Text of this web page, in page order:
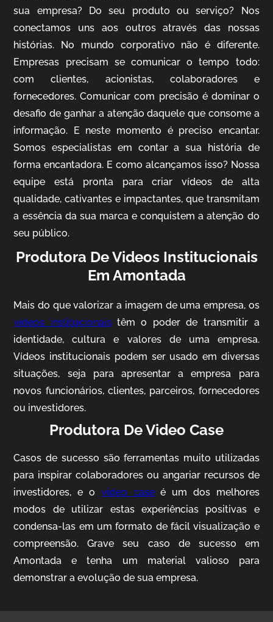
IQVIA
Cobertura de Eventos
Mosaic
sua empresa? Do seu produto ou serviço? Nos
conectamos uns aos outros através das nossas
histórias. No mundo corporativo não é diferente.
Empresas precisam se comunicar o tempo todo:
com clientes, acionistas, colaboradores e
fornecedores. Comunicar com precisão é dominar o
desafio de ganhar a atenção daquele que consome a
informação. E neste momento é preciso encantar.
Somos especialistas em contar a sua história de
forma encantadora. E como alcançamos isso? Nossa
equipe está pronta para criar vídeos de alta
qualidade, cativantes e impactantes, que transmitam
a essência da sua marca e conquistem a atenção do
seu público.
Produtora De Videos Institucionais
Em Amontada
Mais do que valorizar a imagem de uma empresa, os
vídeos institucionais têm o poder de transmitir a
identidade, cultura e valores de uma empresa.
Vídeos institucionais podem ser usado em diversas
situações, seja para apresentar a empresa para
novos funcionários, clientes, parceiros, fornecedores
ou investidores.
Produtora De Video Case
Casos de sucesso são ferramentas muito utilizadas
para inspirar colaboradores ou angariar recursos de
investidores, e ovideo case é um dos melhores
modos de utilizar estas experiências positivas e
condensa-las em um formato de fácil visualização e
compreensão. Grave seu caso de sucesso em
Amontada e tenha um material valioso para
demonstrar a evolução de sua empresa.